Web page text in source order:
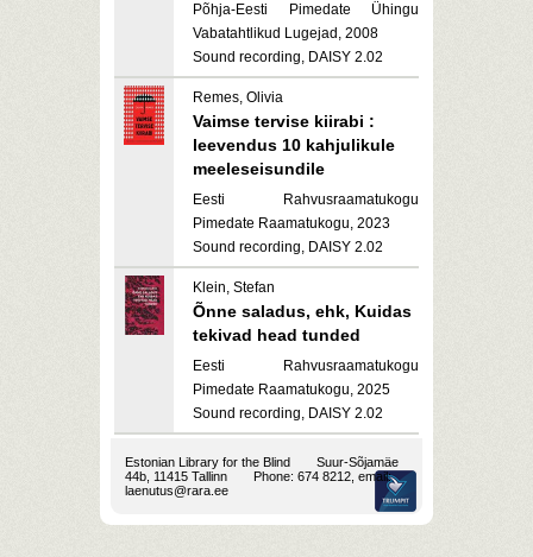
Põhja-Eesti Pimedate Ühingu
Vabatahtlikud Lugejad, 2008
Sound recording, DAISY 2.02
Remes, Olivia
Vaimse tervise kiirabi :
leevendus 10 kahjulikule
meeleseisundile
Eesti Rahvusraamatukogu
Pimedate Raamatukogu, 2023
Sound recording, DAISY 2.02
Klein, Stefan
Õnne saladus, ehk, Kuidas
tekivad head tunded
Eesti Rahvusraamatukogu
Pimedate Raamatukogu, 2025
Sound recording, DAISY 2.02
Estonian Library for the Blind
Suur-Sõjamäe
44b, 11415 Tallinn
Phone: 674 8212, email:
laenutus@rara.ee